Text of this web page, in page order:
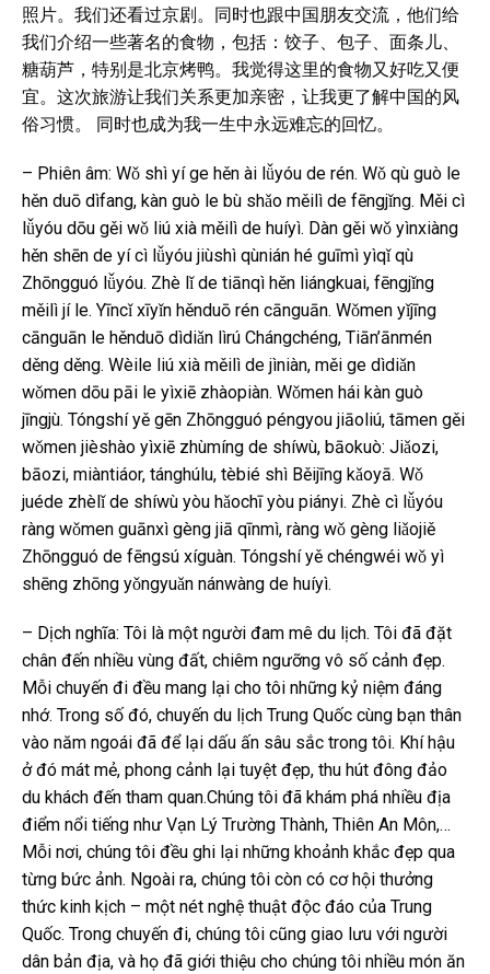
照片。我们还看过京剧。同时也跟中国朋友交流，他们给
我们介绍一些著名的食物，包括：饺子、包子、面条儿、
糖葫芦，特别是北京烤鸭。我觉得这里的食物又好吃又便
宜。这次旅游让我们关系更加亲密，让我更了解中国的风
俗习惯。 同时也成为我一生中永远难忘的回忆。
– Phiên âm: Wǒ shì yí ge hěn ài lǚyóu de rén. Wǒ qù guò le
hěn duō dìfang, kàn guò le bù shǎo měilì de fēngjǐng. Měi cì
lǚyóu dōu gěi wǒ liú xià měilì de huíyì. Dàn gěi wǒ yìnxiàng
hěn shēn de yí cì lǚyóu jiùshì qùnián hé guīmì yìqǐ qù
Zhōngguó lǚyóu. Zhè lǐ de tiānqì hěn liángkuai, fēngjǐng
měilì jí le. Yīncǐ xīyǐn hěnduō rén cānguān. Wǒmen yǐjīng
cānguān le hěnduō dìdiǎn lìrú Chángchéng, Tiān’ānmén
děng děng. Wèile liú xià měilì de jìniàn, měi ge dìdiǎn
wǒmen dōu pāi le yìxiē zhàopiàn. Wǒmen hái kàn guò
jīngjù. Tóngshí yě gēn Zhōngguó péngyou jiāoliú, tāmen gěi
wǒmen jièshào yìxiē zhùmíng de shíwù, bāokuò: Jiǎozi,
bāozi, miàntiáor, tánghúlu, tèbié shì Běijīng kǎoyā. Wǒ
juéde zhèlǐ de shíwù yòu hǎochī yòu piányi. Zhè cì lǚyóu
ràng wǒmen guānxì gèng jiā qīnmì, ràng wǒ gèng liǎojiě
Zhōngguó de fēngsú xíguàn. Tóngshí yě chéngwéi wǒ yì
shēng zhōng yǒngyuǎn nánwàng de huíyì.
– Dịch nghĩa: Tôi là một người đam mê du lịch. Tôi đã đặt
chân đến nhiều vùng đất, chiêm ngưỡng vô số cảnh đẹp.
Mỗi chuyến đi đều mang lại cho tôi những kỷ niệm đáng
nhớ. Trong số đó, chuyến du lịch Trung Quốc cùng bạn thân
vào năm ngoái đã để lại dấu ấn sâu sắc trong tôi. Khí hậu
ở đó mát mẻ, phong cảnh lại tuyệt đẹp, thu hút đông đảo
du khách đến tham quan.Chúng tôi đã khám phá nhiều địa
điểm nổi tiếng như Vạn Lý Trường Thành, Thiên An Môn,…
Mỗi nơi, chúng tôi đều ghi lại những khoảnh khắc đẹp qua
từng bức ảnh. Ngoài ra, chúng tôi còn có cơ hội thưởng
thức kinh kịch – một nét nghệ thuật độc đáo của Trung
Quốc. Trong chuyến đi, chúng tôi cũng giao lưu với người
dân bản địa, và họ đã giới thiệu cho chúng tôi nhiều món ăn